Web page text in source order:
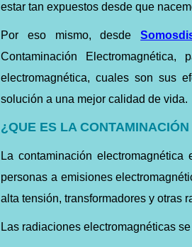
estar tan expuestos desde que
Por eso mismo, desde
Contaminación
electromagnética, cuales son sus
solución a una mejor calidad de vida.
¿QUE ES LA
La contaminación electromagnética
personas a emisiones
alta tensión, transformadores y otras
Las radiaciones electromagnéticas